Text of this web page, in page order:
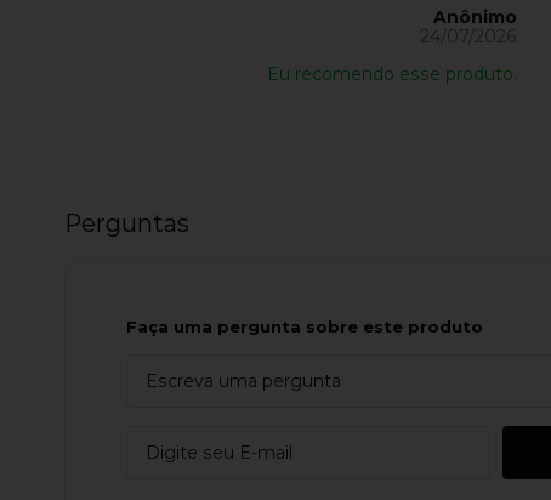
Anônimo
24/07/2026
Eu recomendo esse produto.
Perguntas
Faça uma pergunta sobre este produto